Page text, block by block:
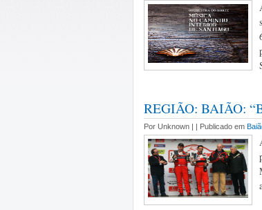
REGIÃO: BAIÃO:
Por Unknown | | Publicado em